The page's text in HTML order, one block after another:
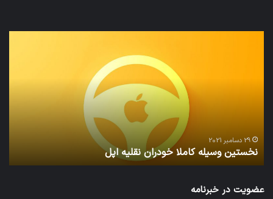
29 دسامبر 2021
نخستین وسیله کاملا خودران نقلیه اپل
عضویت در خبرنامه